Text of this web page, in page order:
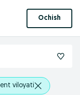
Ochish
viloyati